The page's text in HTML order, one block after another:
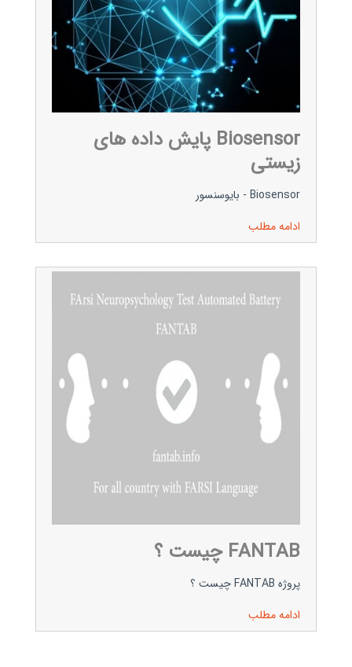
Biosensor پایش داده های
زیستی
Biosensor - بایوسنسور
ادامه مطلب
FANTAB چیست ؟
پروژه FANTAB چیست ؟
ادامه مطلب